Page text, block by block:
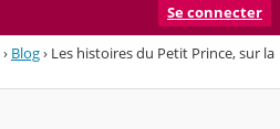
Se connecter
› Blog› Les histoires du Petit Prince, sur la